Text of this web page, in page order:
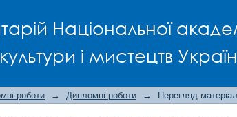
Національної
і мистецтв
В
АСПЕКТИ
роботи → Дипломні роботи → Перегляд